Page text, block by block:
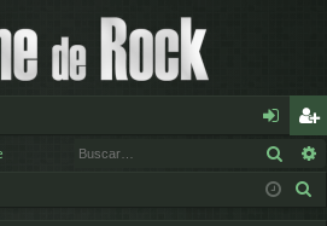
de
nt
eg
ist